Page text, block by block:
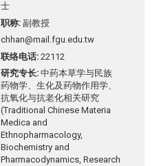
士
职称 副教授
chhan@mail.fgu.edu.tw
联络电话 22112
研究专长 中药本草学与民族
药物学、生化及药物作用学、
抗氧化与抗老化相关研究
(Traditional Chinese Materia
Medica and
Ethnopharmacology,
Biochemistry and
Pharmacodynamics, Research